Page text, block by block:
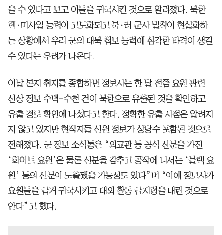
을 수 있다고 보고 이들을 귀국시킨 것으로 알려졌다. 북한
핵·미사일 능력이 고도화되고 북·러 군사 밀착이 현실화하
는 상황에서 우리 군의 대북 첩보 능력에 심각한 타격이 생길
수 있다는 우려가 나온다.
이날 본지 취재를 종합하면 정보사는 한 달 전쯤 요원 관련
신상 정보 수백~수천 건이 북한으로 유출된 것을 확인하고
유출 경로 확인에 나섰다고 한다. 정확한 유출 시점은 알려지
지 않고 있지만 현직자들 신원 정보가 상당수 포함된 것으로
전해졌다. 군 정보 소식통은 “외교관 등 공식 신분을 가진
‘화이트 요원’은 물론 신분을 감추고 공작에 나서는 ‘블랙 요
원’ 등의 신분이 노출됐을 가능성도 있다”며 “이에 정보사가
요원들을 급거 귀국시키고 대외 활동 금지령을 내린 것으로
안다”고 했다.